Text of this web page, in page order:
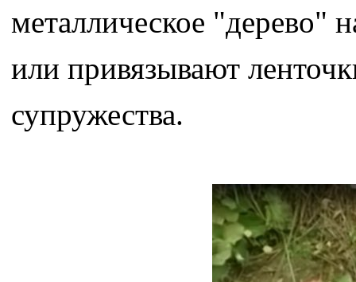
металлическое "дерево"
или привязывают
супружества.